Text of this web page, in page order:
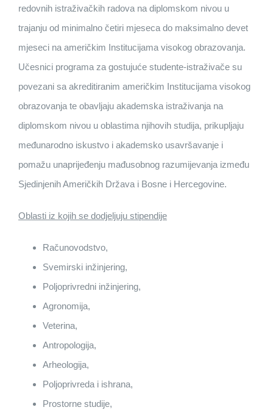
redovnih istraživačkih radova na diplomskom nivou u
trajanju od minimalno četiri mjeseca do maksimalno devet
mjeseci na američkim Institucijama visokog obrazovanja.
Učesnici programa za gostujuće studente-istraživače su
povezani sa akreditiranim američkim Institucijama visokog
obrazovanja te obavljaju akademska istraživanja na
diplomskom nivou u oblastima njihovih studija, prikupljaju
međunarodno iskustvo i akademsko usavršavanje i
pomažu unaprijeđenju mađusobnog razumijevanja između
Sjedinjenih Američkih Država i Bosne i Hercegovine.
Oblasti iz kojih se dodjeljuju stipendije
Računovodstvo,
Svemirski inžinjering,
Poljoprivredni inžinjering,
Agronomija,
Veterina,
Antropologija,
Arheologija,
Poljoprivreda i ishrana,
Prostorne studije,